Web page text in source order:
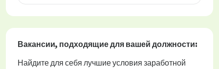
Вакансии, подходящие для вашей должности:
Найдите для себя лучшие условия заработной